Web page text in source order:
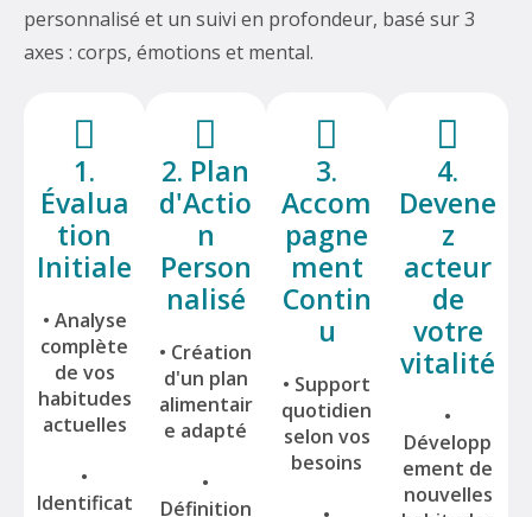
personnalisé et un suivi en profondeur, basé sur 3
axes : corps, émotions et mental.
1.
Évalua
tion
Initiale
• Analyse
complète
de vos
habitudes
actuelles
•
Identificat
2. Plan
d'Actio
n
Person
nalisé
• Création
d'un plan
alimentair
e adapté
•
Définition
3.
Accom
pagne
ment
Contin
u
• Support
quotidien
selon vos
besoins
4.
Devene
z
acteur
de
votre
vitalité
•
Développ
ement de
nouvelles